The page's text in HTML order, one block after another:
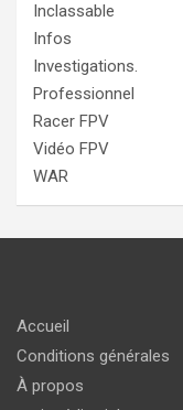
Inclassable
Infos
Investigations.
Professionnel
Racer FPV
Vidéo FPV
WAR
Accueil
Conditions générales
À propos